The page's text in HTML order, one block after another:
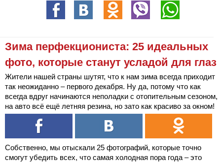
Зима перфекциониста: 25 идеальных
фото, которые станут усладой для глаз
Жители нашей страны шутят, что к нам зима всегда приходит
так неожиданно – первого декабря. Ну да, потому что как
всегда вдруг начинаются неполадки с отопительным сезоном,
на авто всё ещё летняя резина, но зато как красиво за окном!
Собственно, мы отыскали 25 фотографий, которые точно
смогут убедить всех, что самая холодная пора года – это